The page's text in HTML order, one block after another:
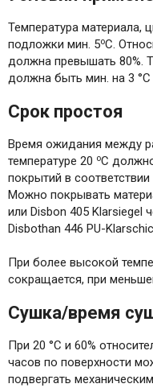
Температура материала,
подложки мин. 5оС.
должна превышать 80%.
должна быть мин. на 3
Срок простоя
Время ожидания между
температуре 20 оС
покрытий в
Можно покрывать
или Disbon 405 Klarsiegel
Disbothan 446 PU-
При более высокой
сокращается, при
Сушка/время
При 20 °C и 60%
часов по поверхности
подвергать